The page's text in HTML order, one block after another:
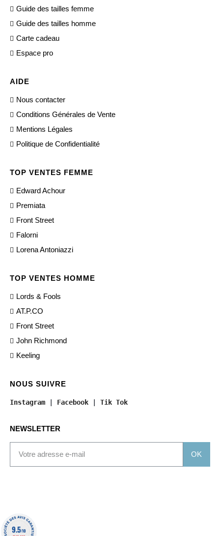
Guide des tailles femme
Guide des tailles homme
Carte cadeau
Espace pro
AIDE
Nous contacter
Conditions Générales de Vente
Mentions Légales
Politique de Confidentialité
TOP VENTES FEMME
Edward Achour
Premiata
Front Street
Falorni
Lorena Antoniazzi
TOP VENTES HOMME
Lords & Fools
AT.P.CO
Front Street
John Richmond
Keeling
NOUS SUIVRE
Instagram Facebook Tik Tok
NEWSLETTER
OK
9.5/10